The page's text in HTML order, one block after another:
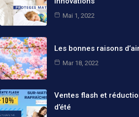
Mai 1, 2022
Les bonnes raisons
Mar 18, 2022
Ventes flash et
d’été